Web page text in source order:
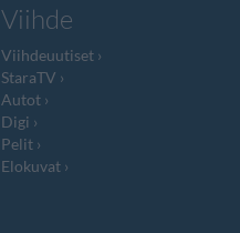
Viihde
Viihdeuutiset
StaraTV
Autot
Digi
Pelit
Elokuvat